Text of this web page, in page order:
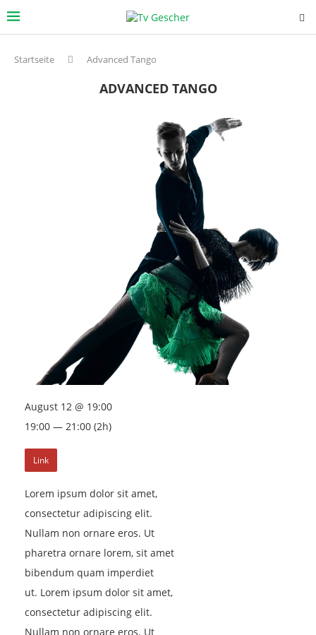
Startseite Advanced Tango
ADVANCED TANGO
Lorem ipsum dolor sit amet,
consectetur adipiscing elit.
Nullam non ornare eros. Ut
pharetra ornare lorem, sit amet
bibendum quam imperdiet
ut. Lorem ipsum dolor sit amet,
consectetur adipiscing elit.
Nullam non ornare eros. Ut
August 12 @ 19:00
19:00 — 21:00 (2h)
Link